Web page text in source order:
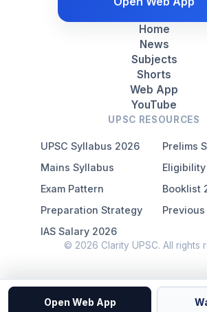
Home
News
Subjects
Shorts
Web App
YouTube
UPSC RESOURCES
UPSC Syllabus 2026
Prelims
Mains Syllabus
Exam Pattern
Booklist
Preparation Strategy
IAS Salary 2026
© 2026 Clarity UPSC. All rights
Open Web App